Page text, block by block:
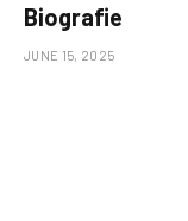
Biografie
JUNE 15, 2025